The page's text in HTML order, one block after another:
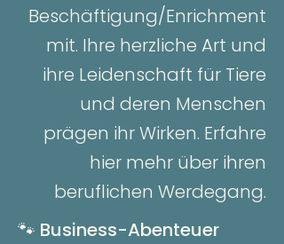
Beschäftigung/Enrichment
mit. Ihre herzliche Art und
ihre Leidenschaft für Tiere
und deren Menschen
prägen ihr Wirken. Erfahre
hier mehr über ihren
beruflichen Werdegang.
🐾 Business-Abenteuer